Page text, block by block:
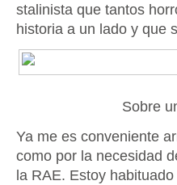
stalinista que tantos
historia a un lado y que
Sobre
Ya me es conveniente
como por la necesidad
la RAE. Estoy